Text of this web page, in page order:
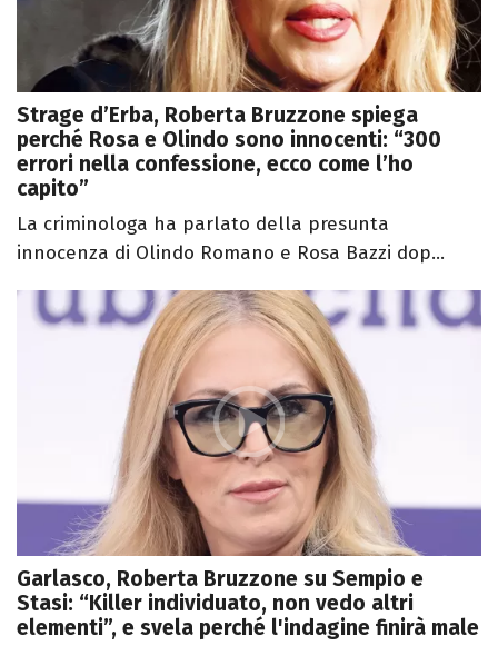
Strage d’Erba, Roberta Bruzzone spiega
perché Rosa e Olindo sono innocenti: “300
errori nella confessione, ecco come l’ho
capito”
La criminologa ha parlato della presunta
innocenza di Olindo Romano e Rosa Bazzi dop...
Garlasco, Roberta Bruzzone su Sempio e
Stasi: “Killer individuato, non vedo altri
elementi”, e svela perché l'indagine finirà male